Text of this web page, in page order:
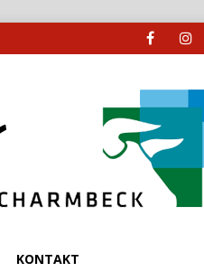
KONTAKT